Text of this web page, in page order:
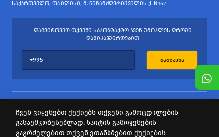
ᲡᲐᲥᲐᲠᲗᲕᲔᲚᲝ, ᲗᲑᲘᲚᲘᲡᲘ, Მ. ᲬᲘᲜᲐᲛᲫᲦᲕᲠᲘᲨᲕᲘᲚᲘᲡ Ქ. N162
ᲓᲐᲒᲕᲘᲢᲝᲕᲔᲗ ᲗᲥᲕᲔᲜᲘ ᲡᲐᲙᲝᲜᲢᲐᲥᲢᲝ ᲩᲕᲔᲜ ᲣᲛᲝᲙᲚᲔᲡ ᲓᲠᲝᲨᲘ
ᲓᲐᲒᲘᲙᲐᲕᲨᲘᲠᲓᲔᲑᲘᲗ
ᲒᲐᲒᲖᲐᲕᲜᲐ
ყველა უფლება დაცულია
ჩვენ ვიყენებთ ქუქიებს თქვენი გამოცდილების
გასაუმჯობესებლად. საიტის გამოყენების
გაგრძელებით თქვენ ეთანხმებით ქუქიების